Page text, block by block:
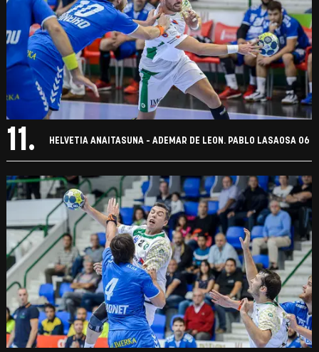
11. HELVETIA ANAITASUNA - ADEMAR DE LEON. PABLO LASAOSA 06